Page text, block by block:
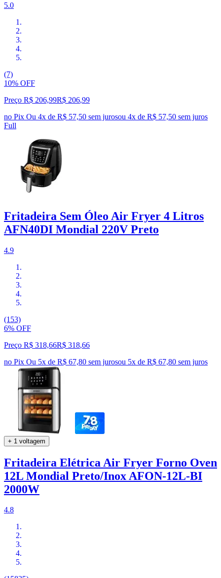
5.0
(7)
10% OFF
Preço R$ 206,99R$ 206,99
no Pix Ou 4x de R$ 57,50 sem jurosou 4x de R$ 57,50 sem juros
Full
Fritadeira Sem Óleo Air Fryer 4 Litros
AFN40DI Mondial 220V Preto
4.9
(153)
6% OFF
Preço R$ 318,66R$ 318,66
no Pix Ou 5x de R$ 67,80 sem jurosou 5x de R$ 67,80 sem juros
+ 1 voltagem
Fritadeira Elétrica Air Fryer Forno Oven
12L Mondial Preto/Inox AFON-12L-BI
2000W
4.8